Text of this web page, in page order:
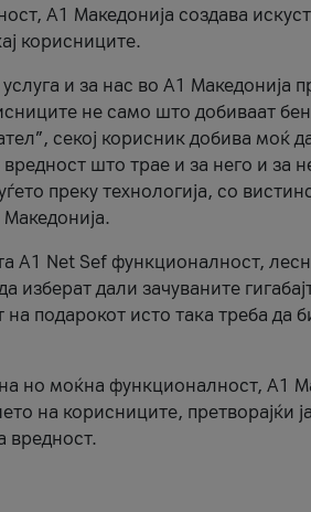
А1 Македонија создава
корисниците.
и за нас во А1 Македонија
не само што добиваат
секој корисник добива моќ
што трае и за него и за
преку технологија, со
А1 Net Sef функционалност,
изберат дали зачуваните
на подарокот исто така треба
но моќна функционалност, А1
на корисниците, претворајќи
вредност.